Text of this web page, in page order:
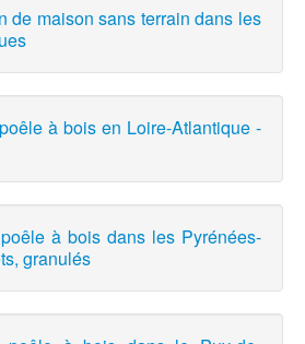
de maison sans terrain dans les
à bois en Loire-Atlantique -
à bois dans les Pyrénées-
granulés